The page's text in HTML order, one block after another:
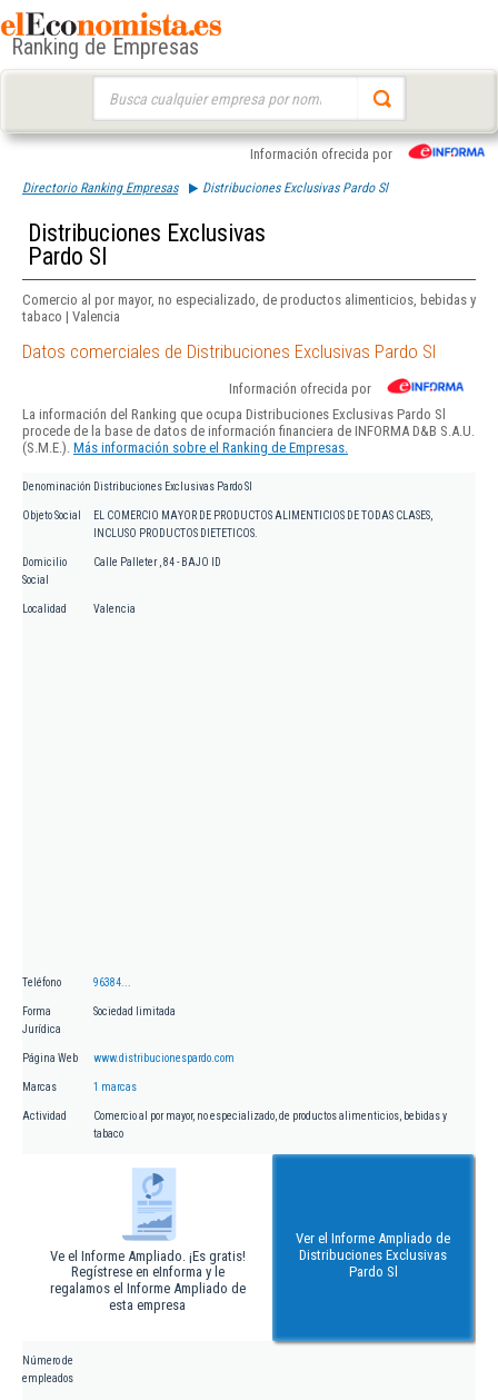
Ranking de Empresas
Información ofrecida por
Directorio Ranking Empresas Distribuciones Exclusivas Pardo Sl
Distribuciones Exclusivas
Pardo Sl
Comercio al por mayor, no especializado, de productos alimenticios, bebidas y
tabaco | Valencia
Datos comerciales de Distribuciones Exclusivas Pardo Sl
Información ofrecida por
La información del Ranking que ocupa Distribuciones Exclusivas Pardo Sl
procede de la base de datos de información financiera de INFORMA D&B S.A.U.
(S.M.E.). Más información sobre el Ranking de Empresas.
Denominación Distribuciones Exclusivas Pardo Sl
Objeto Social
EL COMERCIO MAYOR DE PRODUCTOS ALIMENTICIOS DE TODAS CLASES,
INCLUSO PRODUCTOS DIETETICOS.
Domicilio
Social
Calle Palleter , 84 - BAJO ID
Localidad Valencia
Teléfono 96384...
Forma
Jurídica
Sociedad limitada
Página Web www.distribucionespardo.com
Marcas 1 marcas
Actividad
Comercio al por mayor, no especializado, de productos alimenticios, bebidas y
tabaco
Ve el Informe Ampliado. ¡Es gratis!
Regístrese en eInforma y le
regalamos el Informe Ampliado de
esta empresa
Ver el Informe Ampliado de
Distribuciones Exclusivas
Pardo Sl
Número de
empleados